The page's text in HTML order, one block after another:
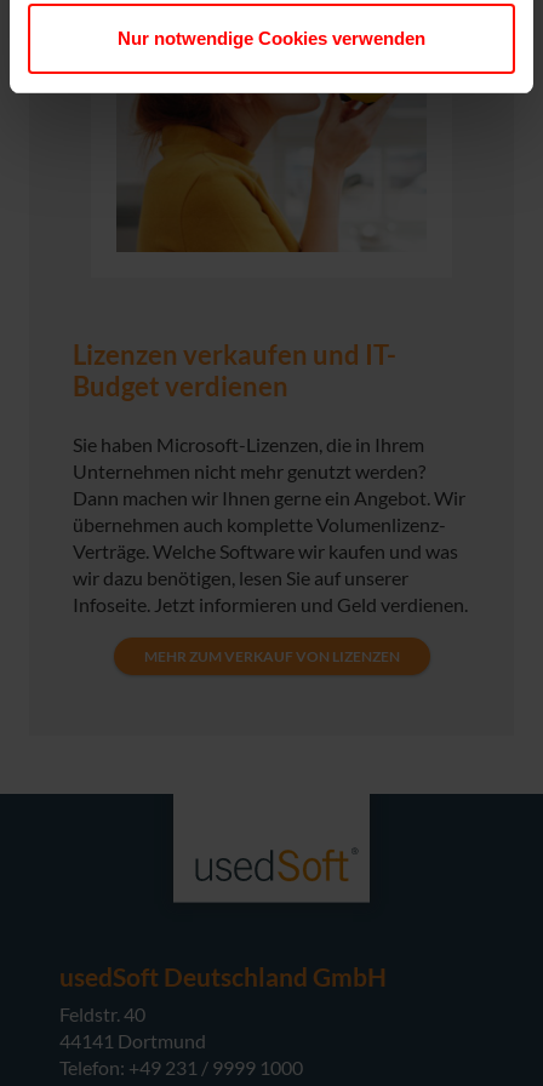
Nur notwendige Cookies verwenden
Lizenzen verkaufen und IT-
Budget verdienen
Sie haben Microsoft-Lizenzen, die in Ihrem
Unternehmen nicht mehr genutzt werden?
Dann machen wir Ihnen gerne ein Angebot. Wir
übernehmen auch komplette Volumenlizenz-
Verträge. Welche Software wir kaufen und was
wir dazu benötigen, lesen Sie auf unserer
Infoseite. Jetzt informieren und Geld verdienen.
MEHR ZUM VERKAUF VON LIZENZEN
usedSoft Deutschland GmbH
Feldstr. 40
44141 Dortmund
Telefon: +49 231 / 9999 1000